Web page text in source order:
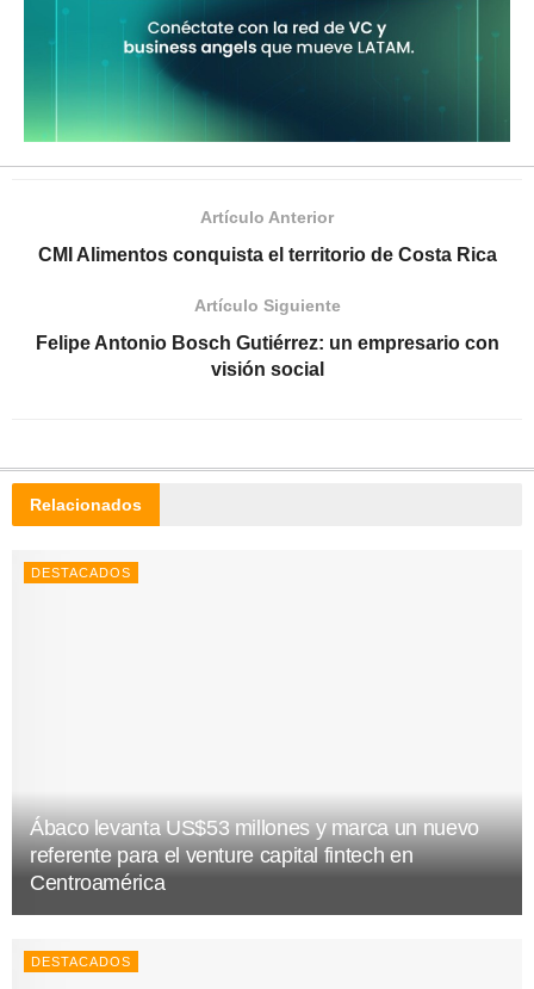
Artículo Anterior
CMI Alimentos conquista el territorio de Costa Rica
Artículo Siguiente
Felipe Antonio Bosch Gutiérrez: un empresario con
visión social
Relacionados
DESTACADOS
Ábaco levanta US$53 millones y marca un nuevo
referente para el venture capital fintech en
Centroamérica
DESTACADOS